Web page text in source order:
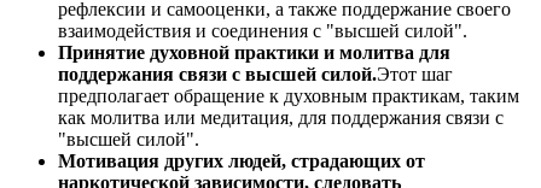
рефлексии и самооценки, а также поддержание своего
взаимодействия и соединения с "высшей силой".
Принятие духовной практики и молитва для
поддержания связи с высшей силой.Этот шаг
предполагает обращение к духовным практикам, таким
как молитва или медитация, для поддержания связи с
"высшей силой".
Мотивация других людей, страдающих от
наркотической зависимости, следовать